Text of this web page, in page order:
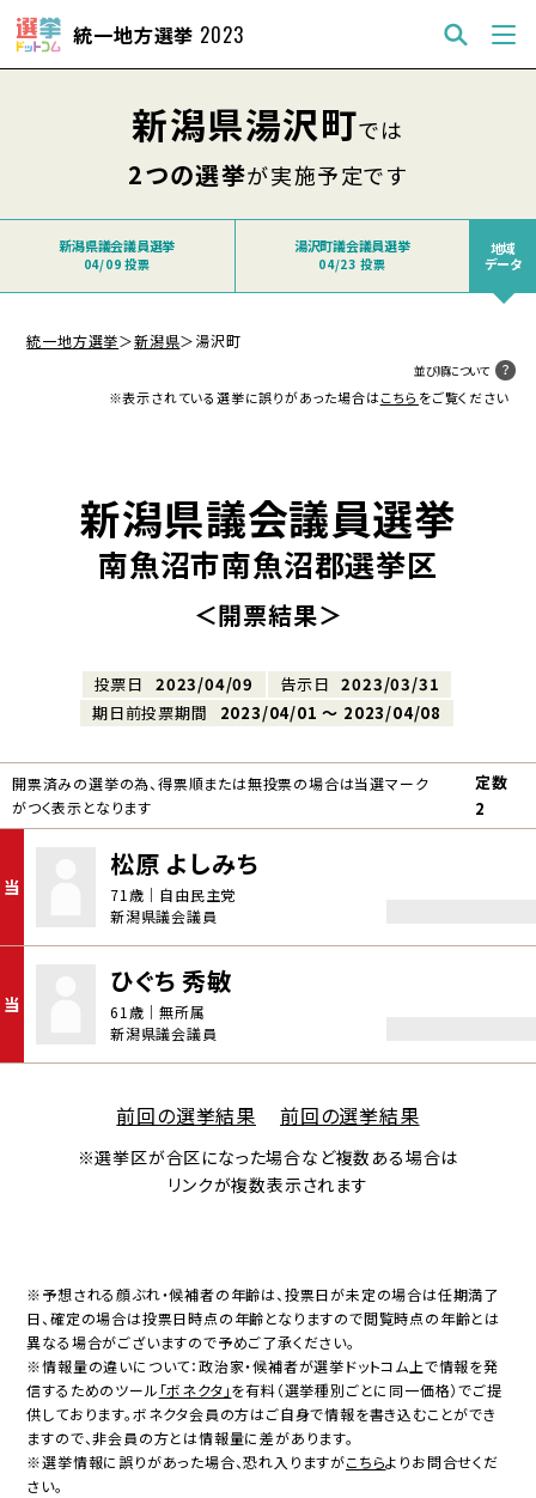
統一地方選挙 2023
新潟県湯沢町では
2つの選挙が実施予定です
新潟県議会議員選挙
04/09 投票
湯沢町議会議員選挙
04/23 投票
地域
データ
統一地方選挙＞新潟県＞湯沢町
並び順について
※表示されている選挙に誤りがあった場合はこちら をご覧ください
新潟県議会議員選挙
南魚沼市南魚沼郡選挙区
＜開票結果＞
投票日 2023/04/09 告示日
2023/03/31
期日前投票期間
2023/04/01 〜 2023/04/08
開票済みの選挙の為、得票順または無投票の場合は当選マーク
がつく表示となります
定数
2
当
松原 よしみち
71歳｜自由民主党
新潟県議会議員
当
ひぐち 秀敏
61歳｜無所属
新潟県議会議員
前回の選挙結果 前回の選挙結果
※選挙区が合区になった場合など複数ある場合は
リンクが複数表示されます
※予想される顔ぶれ・候補者の年齢は、投票日が未定の場合は任期満了
日、確定の場合は投票日時点の年齢となりますので閲覧時点の年齢とは
異なる場合がございますので予めご了承ください。
※情報量の違いについて：政治家・候補者が選挙ドットコム上で情報を発
信するためのツール 「ボネクタ」を有料（選挙種別ごとに同一価格）でご提
供しております。ボネクタ会員の方はご自身で情報を書き込むことができ
ますので、非会員の方とは情報量に差があります。
※選挙情報に誤りがあった場合、恐れ入りますがこちらよりお問合せくだ
さい。